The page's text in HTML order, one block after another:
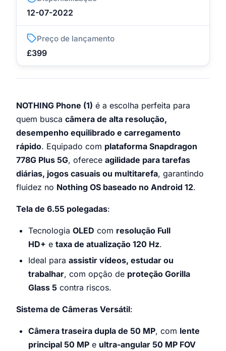
12-07-2022
Preço de lançamento
£399
NOTHING Phone (1) é a escolha perfeita para
quem busca câmera de alta resolução,
desempenho equilibrado e carregamento
rápido. Equipado com plataforma Snapdragon
778G Plus 5G, oferece agilidade para tarefas
diárias, jogos casuais ou multitarefa, garantindo
fluidez no Nothing OS baseado no Android 12.
Tela de 6.55 polegadas:
Tecnologia OLED com resolução Full
HD+ e taxa de atualização 120 Hz.
Ideal para assistir vídeos, estudar ou
trabalhar, com opção de proteção Gorilla
Glass 5 contra riscos.
Sistema de Câmeras Versátil:
Câmera traseira dupla de 50 MP, com lente
principal 50 MP e ultra-angular 50 MP FOV